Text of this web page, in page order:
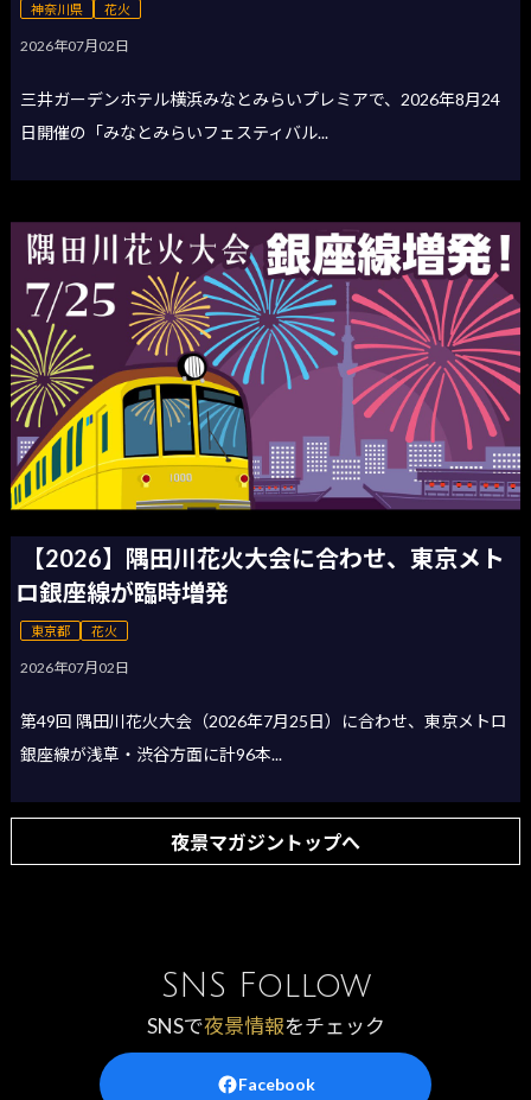
神奈川県 花火
2026年07月02日
三井ガーデンホテル横浜みなとみらいプレミアで、2026年8月24
日開催の「みなとみらいフェスティバル...
【2026】隅田川花火大会に合わせ、東京メト
ロ銀座線が臨時増発
東京都 花火
2026年07月02日
第49回 隅田川花火大会（2026年7月25日）に合わせ、東京メトロ
銀座線が浅草・渋谷方面に計96本...
夜景マガジントップへ
SNS Follow
SNSで夜景情報をチェック
Facebook